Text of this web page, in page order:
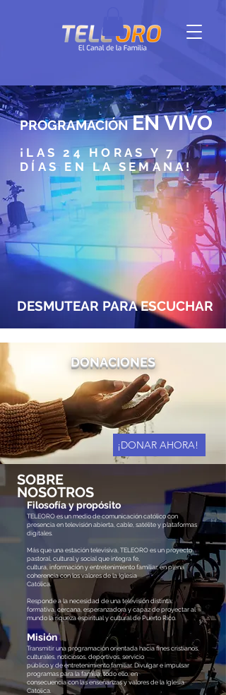
PROGRAMACIÓN ENVIVO
¡LAS 24 HORAS Y 7
DÍAS EN LA SEMANA!
DESMUTEAR PARA ESCUCHAR
DONACIONES
¡DONAR AHORA!
SOBRE
NOSOTROS
Filosofía y propósito
TELEORO es un medio de comunicación católico con
presencia en televisión abierta, cable, satélite y plataformas
digitales.
Más que una estación televisiva, TELEORO es un proyecto
pastoral, cultural y social que integra fe,
cultura, información y entretenimiento familiar, en plena
coherencia con los valores de la Iglesia
Católica.
Responde a la necesidad de una televisión distinta:
formativa, cercana, esperanzadora y capaz de proyectar al
mundo la riqueza espiritual y cultural de Puerto Rico.
Misión
Transmitir una programación orientada hacia fines cristianos,
culturales, noticiosos, deportivos, servicio
público y de entretenimiento familiar. Divulgar e impulsar
programas para la familia, todo ello, en
consecuencia con las enseñanzas y valores de la Iglesia
Católica.